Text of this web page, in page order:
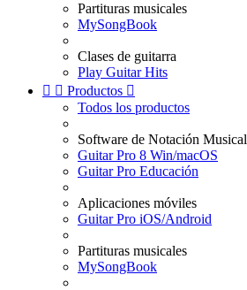
Partituras musicales
MySongBook
Clases de guitarra
Play Guitar Hits
  Productos 
Todos los productos
Software de Notación Musical
Guitar Pro 8 Win/macOS
Guitar Pro Educación
Aplicaciones móviles
Guitar Pro iOS/Android
Partituras musicales
MySongBook